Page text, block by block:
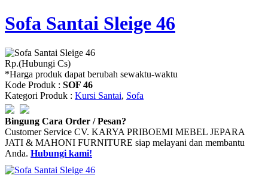
Sofa Santai Sleige 46
Rp.(Hubungi Cs)
*Harga produk dapat berubah sewaktu-waktu
Kode Produk : SOF 46
Kategori Produk : Kursi Santai, Sofa
Bingung Cara Order / Pesan?
Customer Service CV. KARYA PRIBOEMI MEBEL JEPARA
JATI & MAHONI FURNITURE siap melayani dan membantu
Anda. Hubungi kami!